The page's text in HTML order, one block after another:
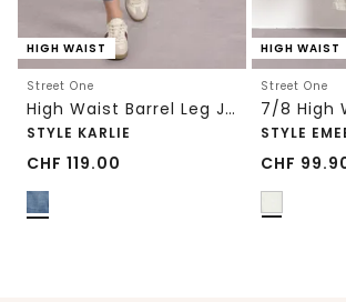
HIGH WAIST
Street One
High Waist Barrel Leg Jeans im Loose Fit
STYLE KARLIE
CHF 119.00
HIGH WAIST
Street One
STYLE
CHF